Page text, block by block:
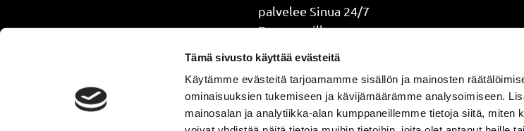
Tämä sivusto käyttää evästeitä
Käytämme evästeitä tarjoamamme sisällön ja mainosten
ominaisuuksien tukemiseen ja kävijämäärämme analysoimiseen.
mainosalan ja analytiikka-alan kumppaneillemme tietoja siitä, miten
palvelee Sinua 24/7
Power apilla
4.30-24